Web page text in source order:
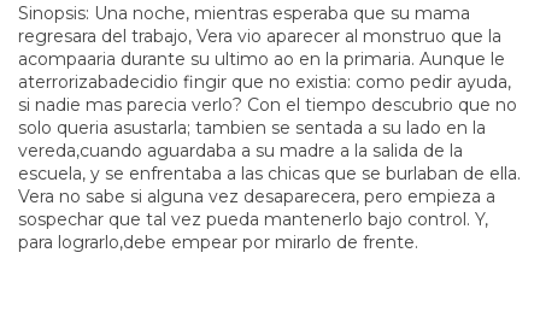
Sinopsis: Una noche, mientras esperaba que su mama
regresara del trabajo, Vera vio aparecer al monstruo que la
acompaaria durante su ultimo ao en la primaria. Aunque le
aterrorizabadecidio fingir que no existia: como pedir ayuda,
si nadie mas parecia verlo? Con el tiempo descubrio que no
solo queria asustarla; tambien se sentada a su lado en la
vereda,cuando aguardaba a su madre a la salida de la
escuela, y se enfrentaba a las chicas que se burlaban de ella.
Vera no sabe si alguna vez desaparecera, pero empieza a
sospechar que tal vez pueda mantenerlo bajo control. Y,
para lograrlo,debe empear por mirarlo de frente.